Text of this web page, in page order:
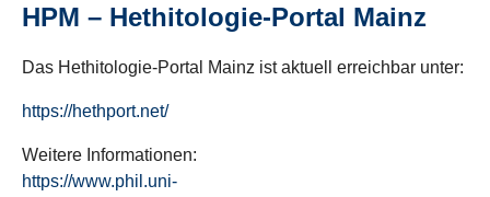
HPM – Hethitologie-Portal Mainz
Das Hethitologie-Portal Mainz ist aktuell erreichbar unter:
https://hethport.net/
Weitere Informationen:
https://www.phil.uni-